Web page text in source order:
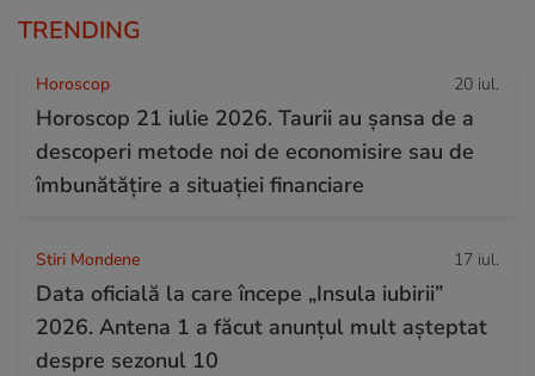
TRENDING
Horoscop 20 iul.
Horoscop 21 iulie 2026. Taurii au șansa de a
descoperi metode noi de economisire sau de
îmbunătățire a situației financiare
Stiri Mondene 17 iul.
Data oficială la care începe „Insula iubirii”
2026. Antena 1 a făcut anunțul mult așteptat
despre sezonul 10